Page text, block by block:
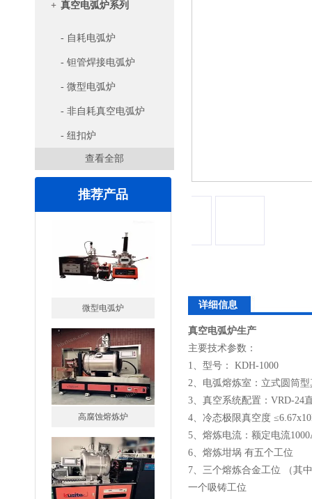
+ 真空电弧炉系列
- 自耗电弧炉
- 钽管焊接电弧炉
- 微型电弧炉
- 非自耗真空电弧炉
- 纽扣炉
查看全部
推荐产品
微型电弧炉
高腐蚀熔炼炉
详细信息
真空电弧炉生产
主要技术参数：
1、型号： KDH-1000
2、电弧熔炼室：立式圆筒
3、真空系统配置：VRD-24
4、冷态极限真空度
5、熔炼电流：额定电流
6、熔炼坩埚 有五个工位
7、三个熔炼合金工位 （其
一个吸铸工位